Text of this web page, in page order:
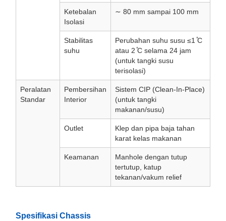
Ketebalan
Isolasi
∼ 80 mm sampai 100 mm
Stabilitas
suhu
Perubahan suhu susu ≤1 ̊C
atau 2 ̊C selama 24 jam
(untuk tangki susu
terisolasi)
Peralatan
Standar
Pembersihan
Interior
Sistem CIP (Clean-In-Place)
(untuk tangki
makanan/susu)
Outlet
Klep dan pipa baja tahan
karat kelas makanan
Keamanan
Manhole dengan tutup
tertutup, katup
tekanan/vakum relief
Spesifikasi Chassis